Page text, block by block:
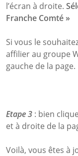
l’écran à droite.
Franche Comté »
Si vous le
affilier au groupe
gauche de la page.
Etape 3 : bien
et à droite de la
Voilà, vous êtes à